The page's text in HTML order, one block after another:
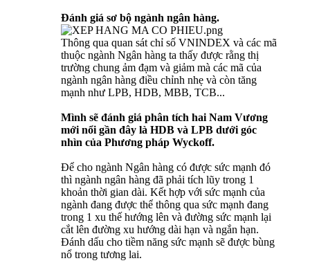
Đánh giá sơ bộ ngành ngân hàng.
Thông qua quan sát chỉ số VNINDEX và các mã
thuộc ngành Ngân hàng ta thấy được rằng thị
trường chung ảm đạm và giảm mà các mã của
ngành ngân hàng điều chỉnh nhẹ và còn tăng
mạnh như LPB, HDB, MBB, TCB...
Mình sẽ đánh giá phân tích hai Nam Vương
mới nổi gần đây là HDB và LPB dưới góc
nhìn của Phương pháp Wyckoff.
Để cho ngành Ngân hàng có được sức mạnh đó
thì ngành ngân hàng đã phải tích lũy trong 1
khoản thời gian dài. Kết hợp với sức mạnh của
ngành đang được thể thông qua sức mạnh đang
trong 1 xu thế hướng lên và đường sức mạnh lại
cắt lên đường xu hướng dài hạn và ngắn hạn.
Đánh dấu cho tiềm năng sức mạnh sẽ được bùng
nổ trong tương lai.